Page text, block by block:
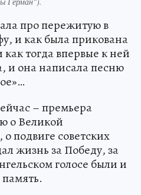
про пережитую в
и как была прикована
тогда впервые к ней
и она написала песню
– премьера
о Великой
подвиге советских
жизнь за Победу, за
голосе были и